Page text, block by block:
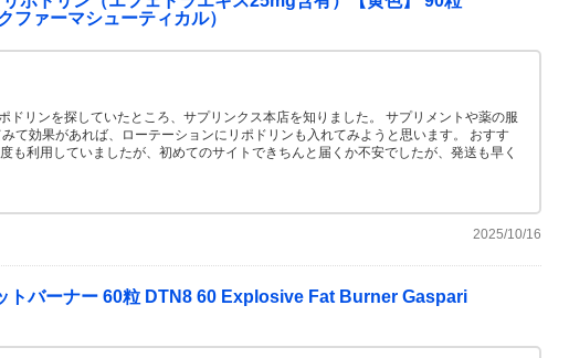
ァーマシューティカル）
ドリンを探していたところ、サプリンクス本店を知りました。 サプリメントや薬の服
て効果があれば、ローテーションにリポドリンも入れてみようと思います。 おすす
利用していましたが、初めてのサイトできちんと届くか不安でしたが、発送も早く
2025/10/16
トバーナー 60粒 DTN8 60 Explosive Fat Burner Gaspari